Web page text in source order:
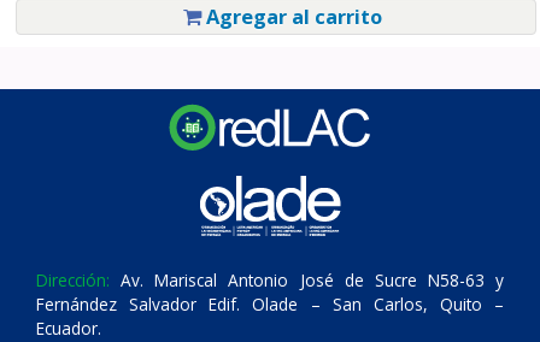
Agregar al carrito
Dirección: Av. Mariscal Antonio José de Sucre N58-63 y
Fernández Salvador Edif. Olade – San Carlos, Quito –
Ecuador.